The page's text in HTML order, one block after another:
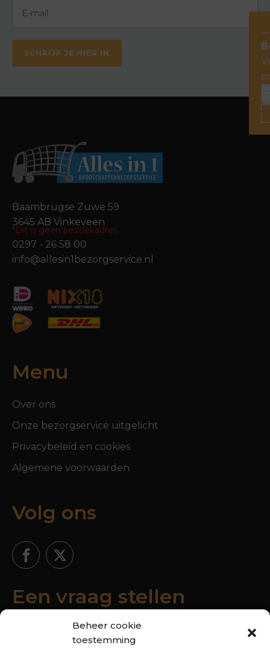
Beheer cookie
toestemming
SCHRIJF JE HIER IN
Baambrugse Zuwe 59
3645 AB Vinkeveen
*Dit is geen bezoekadres.
0297 - 26 58 00
info@allesin1bezorgservice.nl
Menu
Over ons
Onze bezorgservice uitgelicht
Privacybeleid en cookies
Algemene voorwaarden
Volg ons
Een vraag stellen
←